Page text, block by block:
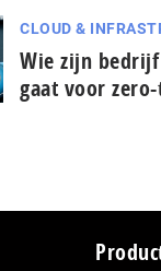
CLOUD &
Wie zijn
gaat voor